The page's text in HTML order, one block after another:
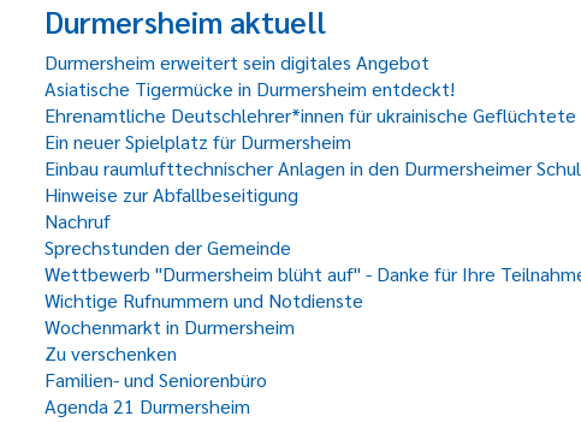
Durmersheim aktuell
Durmersheim erweitert sein digitales Angebot
Asiatische Tigermücke in Durmersheim entdeckt!
Ehrenamtliche Deutschlehrer*innen für ukrainische
Ein neuer Spielplatz für Durmersheim
Einbau raumlufttechnischer Anlagen in den Durmersheimer
Hinweise zur Abfallbeseitigung
Nachruf
Sprechstunden der Gemeinde
Wettbewerb "Durmersheim blüht auf" - Danke für Ihre
Wichtige Rufnummern und Notdienste
Wochenmarkt in Durmersheim
Zu verschenken
Familien- und Seniorenbüro
Agenda 21 Durmersheim